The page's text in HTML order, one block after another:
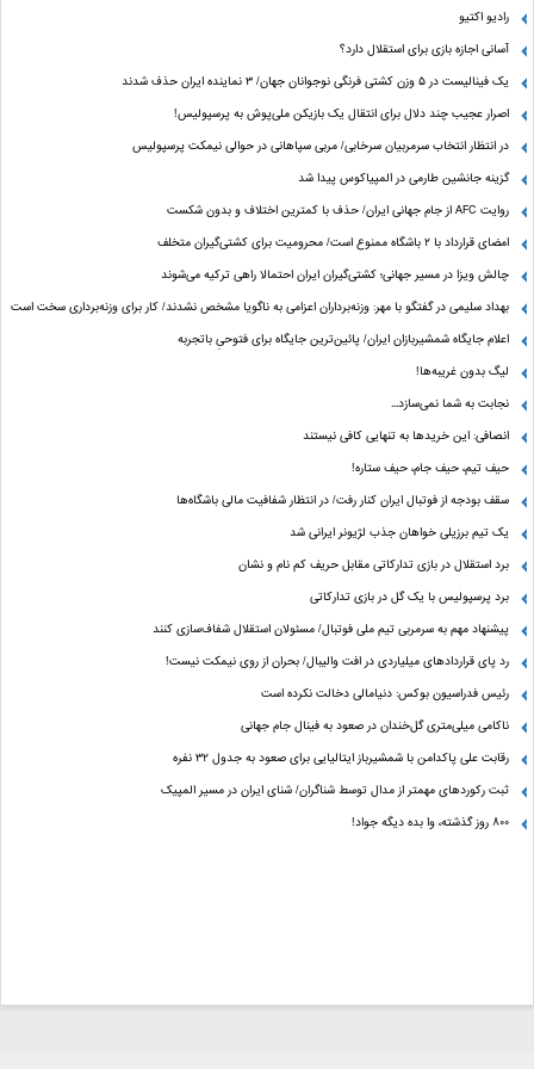
رادیو اکتیو
آسانی اجازه بازی برای استقلال دارد؟
یک فینالیست در ۵ وزن کشتی فرنگی نوجوانان جهان/ ۳ نماینده ایران حذف شدند
اصرار عجیب چند دلال برای انتقال یک بازیکن ملی‌پوش به پرسپولیس!
در انتظار انتخاب سرمربیان سرخابی/ مربی سپاهانی در حوالی نیمکت پرسپولیس
گزینه جانشین طارمی در المپیاکوس پیدا شد
روایت AFC از جام جهانی ایران/ حذف با کمترین اختلاف و بدون شکست
امضای قرارداد با ۲ باشگاه ممنوع است/ محرومیت برای کشتی‌گیران متخلف
چالش ویزا در مسیر جهانی؛ کشتی‌گیران ایران احتمالا راهی ترکیه می‌شوند
بهداد سلیمی در گفتگو با مهر: وزنه‌برداران اعزامی به ناگویا مشخص نشدند/ کار برای وزنه‌برداری سخت است
اعلام جایگاه شمشیربازان ایران/ پائین‌ترین جایگاه برای فتوحیِ باتجربه
لیگ بدون غریبه‌ها!
نجابت به شما نمی‌سازد...
انصافی: این خریدها به تنهایی کافی نیستند
حیف تیم، حیف جام، حیف ستاره‌!
سقف بودجه از فوتبال ایران کنار رفت/ در انتظار شفافیت مالی باشگاه‌ها
یک تیم برزیلی خواهان جذب لژیونر ایرانی شد
برد استقلال در بازی تدارکاتی مقابل حریف کم نام و نشان
برد پرسپولیس با یک گل در بازی تدارکاتی
پیشنهاد مهم به سرمربی تیم ملی فوتبال/ مسئولان استقلال شفاف‌سازی کنند
رد پای قراردادهای میلیاردی در افت والیبال/ بحران از روی نیمکت نیست!
رئیس فدراسیون بوکس: دنیامالی دخالت نکرده است
ناکامی میلی‌متری گل‌خندان در صعود به فینال جام جهانی
رقابت علی پاکدامن با شمشیرباز ایتالیایی برای صعود به جدول ۳۲ نفره
ثبت رکوردهای مهمتر از مدال توسط شناگران/ شنای ایران در مسیر المپیک
800 روز گذشته، وا بده دیگه جواد!